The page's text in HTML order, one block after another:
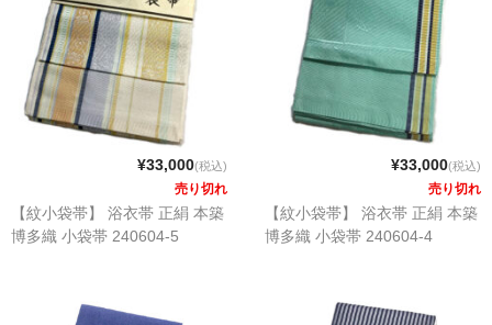
¥33,000(税込)
売り切れ
【紋小袋帯】 浴衣帯 正絹 本築
博多織 小袋帯 240604-5
¥33,000(税込)
売り切れ
【紋小袋帯】 浴衣帯 正絹 本築
博多織 小袋帯 240604-4